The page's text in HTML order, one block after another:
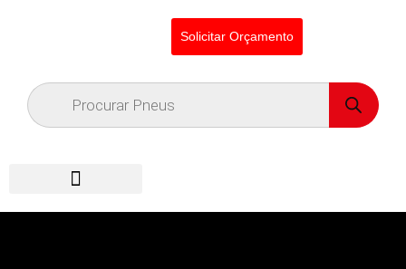
Solicitar Orçamento